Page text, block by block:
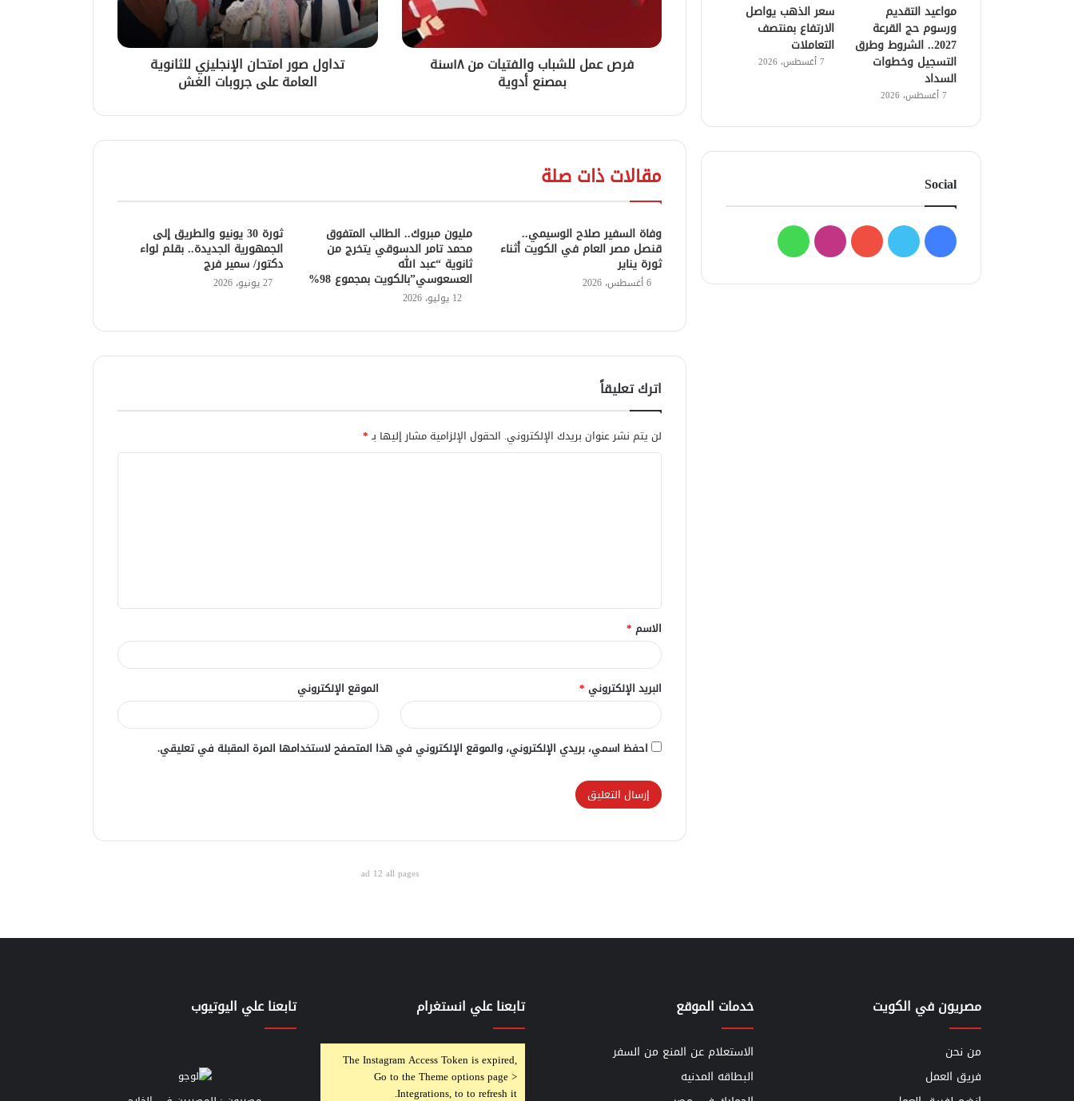
فرص عمل للشباب والفتيات من ١٨سنة
بمصنع أدوية
تداول صور امتحان الإنجليزي للثانوية
العامة على جروبات الغش
مقالات ذات صلة
وفاة السفير صلاح الوسيمي..
قنصل مصر العام في الكويت أثناء
ثورة يناير
6 أغسطس، 2026
مليون مبروك.. الطالب المتفوق
محمد تامر الدسوقي يتخرج من
ثانوية “عبد الله
العسعوسي”بالكويت بمجموع 98%
12 يوليو، 2026
ثورة 30 يونيو والطريق إلى
الجمهورية الجديدة.. بقلم لواء
دكتور/ سمير فرج
27 يونيو، 2026
اترك تعليقاً
لن يتم نشر عنوان بريدك الإلكتروني. الحقول الإلزامية مشار إليها بـ*
ق
*
الاسم *
البريد الإلكتروني * الموقع الإلكتروني
احفظ اسمي، بريدي الإلكتروني، والموقع الإلكتروني في هذا المتصفح لاستخدامها المرة المقبلة في تعليقي.
ad 12 all pages
مواعيد التقديم
ورسوم حج القرعة
2027.. الشروط وطرق
التسجيل وخطوات
السداد
7 أغسطس، 2026
سعر الذهب يواصل
الارتفاع بمنتصف
التعاملات
7 أغسطس، 2026
Social
فيسبوك
تويتر يوتيوبانستقرامواتساب
مصريون في الكويت
من نحن
فريق العمل
خدمات الموقع
الاستعلام عن المنع من السفر
البطاقه المدنيه
تابعنا علي انستغرام
The Instagram Access Token is expired,
Go to the Theme options page >
Integrations, to to refresh it.
تابعنا علي اليوتيوب